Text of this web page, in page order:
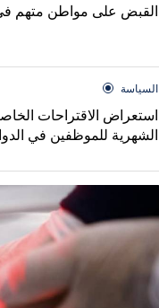
القمة الأولى "آسيا
الوسطى - الصين"
القبض على مواطن متهم
السياسة
استعراض الاقتراحات
الشهرية للموظفين في